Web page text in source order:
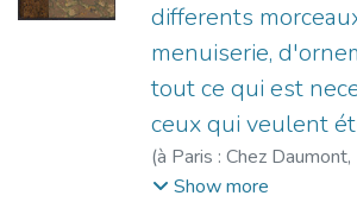
differents
menuiserie,
tout ce qui est
ceux qui veulent
(à Paris : Chez Daumont,
Giacomo Barozzi da,
Show more